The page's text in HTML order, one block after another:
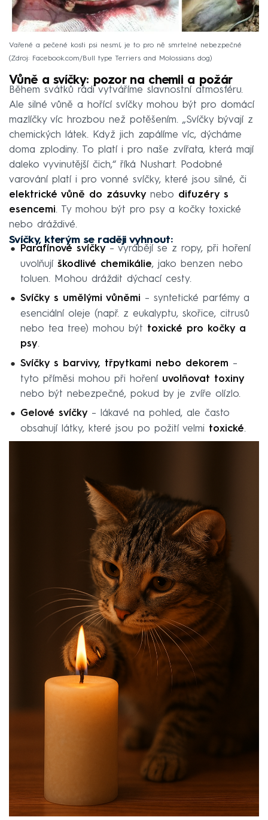
Vařené a pečené kosti psi nesmí, je to pro ně smrtelné nebezpečné
Zdroj: Facebook.com/Bull type Terriers and Molossians dog
Vůně a svíčky: pozor na chemii a požár
Během svátků rádi vytváříme slavnostní atmosféru.
Ale silné vůně a hořící svíčky mohou být pro domácí
mazlíčky víc hrozbou než potěšením. „Svíčky bývají z
chemických látek. Když jich zapálíme víc, dýcháme
doma zplodiny. To platí i pro naše zvířata, která mají
daleko vyvinutější čich,“ říká Nushart. Podobné
varování platí i pro vonné svíčky, které jsou silné, či
elektrické vůně do zásuvky nebo difuzéry s
esencemi. Ty mohou být pro psy a kočky toxické
nebo dráždivé.
Svíčky, kterým se raději vyhnout:
Parafínové svíčky – vyrábějí se z ropy, při hoření
uvolňují škodlivé chemikálie, jako benzen nebo
toluen. Mohou dráždit dýchací cesty.
Svíčky s umělými vůněmi – syntetické parfémy a
esenciální oleje (např. z eukalyptu, skořice, citrusů
nebo tea tree) mohou být toxické pro kočky a
psy.
Svíčky s barvivy, třpytkami nebo dekorem –
tyto příměsi mohou při hoření uvolňovat toxiny
nebo být nebezpečné, pokud by je zvíře olízlo.
Gelové svíčky – lákavé na pohled, ale často
obsahují látky, které jsou po požití velmi toxické.